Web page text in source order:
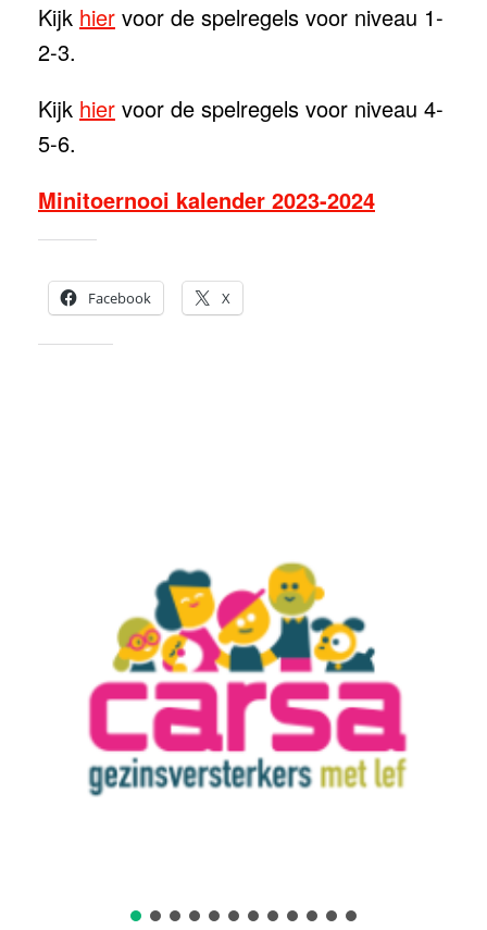
Kijk hier voor de spelregels voor niveau 1-
2-3.
Kijk hier voor de spelregels voor niveau 4-
5-6.
Minitoernooi kalender 2023-2024
Facebook
X